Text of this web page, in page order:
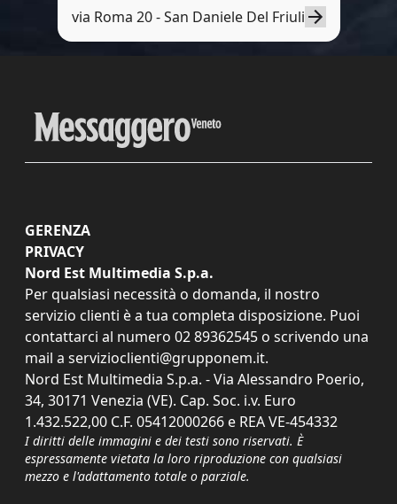
via Roma 20 - San Daniele Del Friuli
GERENZA
PRIVACY
Nord Est Multimedia S.p.a.
Per qualsiasi necessità o domanda, il nostro
servizio clienti è a tua completa disposizione. Puoi
contattarci al numero 02 89362545 o scrivendo una
mail a servizioclienti@grupponem.it.
Nord Est Multimedia S.p.a. - Via Alessandro Poerio,
34, 30171 Venezia (VE). Cap. Soc. i.v. Euro
1.432.522,00 C.F. 05412000266 e REA VE-454332
I diritti delle immagini e dei testi sono riservati. È
espressamente vietata la loro riproduzione con qualsiasi
mezzo e l'adattamento totale o parziale.